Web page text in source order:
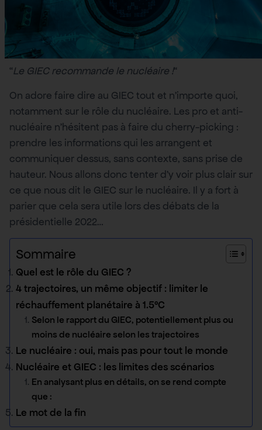
“Le GIEC recommande le nucléaire !“
On adore faire dire au GIEC tout et n’importe quoi,
notamment sur le rôle du nucléaire. Les pro et anti-
nucléaire n’hésitent pas à faire du cherry-picking :
prendre les informations qui les arrangent et
communiquer dessus, sans contexte, sans prise de
hauteur. Nous allons donc tenter d’y voir plus clair sur
ce que nous dit le GIEC sur le nucléaire. Il y a fort à
parier que cela sera utile lors des débats de la
présidentielle 2022…
Sommaire
Quel est le rôle du GIEC ?
4 trajectoires, un même objectif : limiter le
réchauffement planétaire à 1.5°C
Selon le rapport du GIEC, potentiellement plus ou
moins de nucléaire selon les trajectoires
Le nucléaire : oui, mais pas pour tout le monde
Nucléaire et GIEC : les limites des scénarios
En analysant plus en détails, on se rend compte
que :
Le mot de la fin